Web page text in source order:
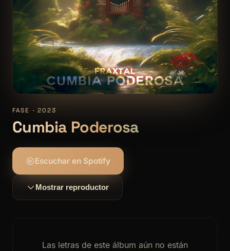
FASE · 2023
Cumbia Poderosa
Escuchar en Spotify
Mostrar reproductor
Las letras de este álbum aún no están